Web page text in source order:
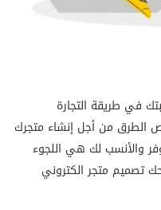
في طريقة التجارة
الطرق من أجل إنشاء متجرك
والأنسب لك هي اللجوء
تصميم متجر الكتروني